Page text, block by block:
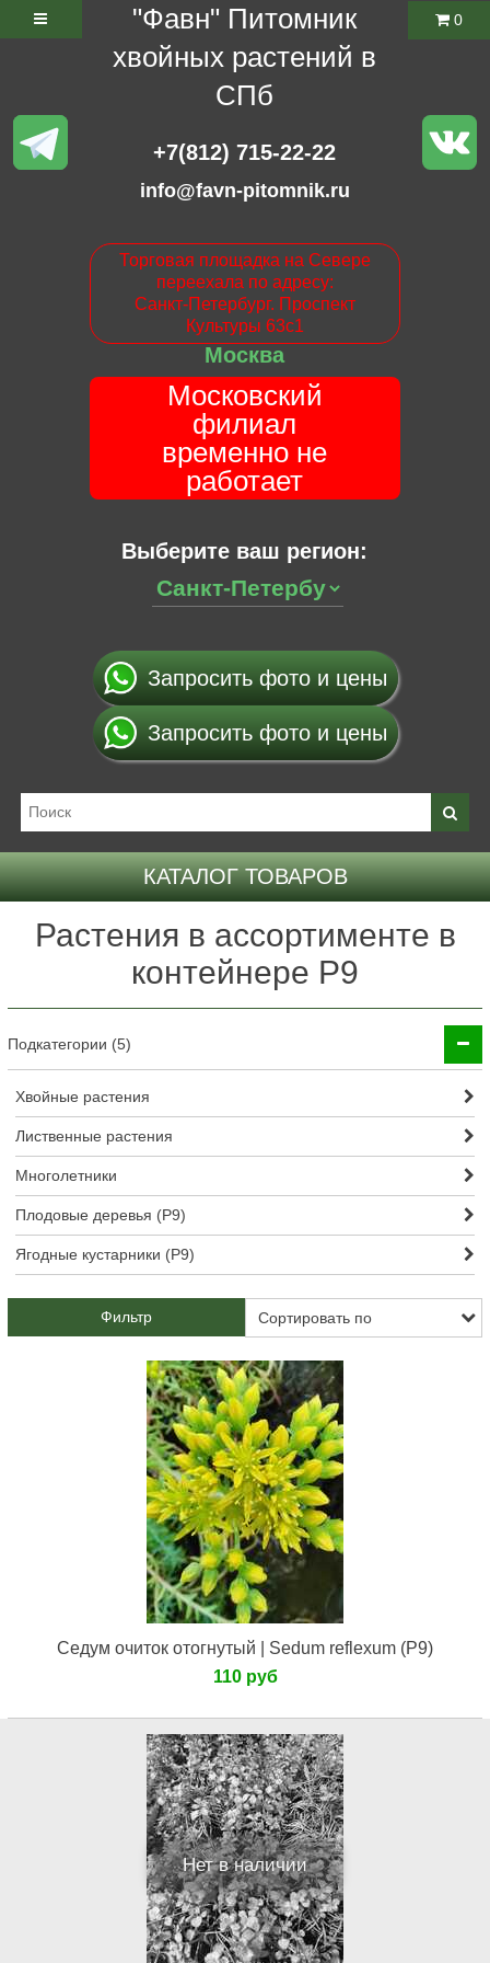
"Фавн" Питомник
хвойных растений в
СПб
+7(812) 715-22-22
info@favn-pitomnik.ru
Торговая площадка на Севере
переехала по адресу:
Санкт-Петербург. Проспект
Культуры 63с1
Москва
Московский
филиал
временно не
работает
Выберите ваш регион:
0
Запросить фото и цены
Запросить фото и цены
КАТАЛОГ ТОВАРОВ
Растения в ассортименте в
контейнере P9
Подкатегории (5)
Хвойные растения
Лиственные растения
Многолетники
Плодовые деревья (Р9)
Ягодные кустарники (Р9)
Фильтр
Седум очиток отогнутый | Sedum reflexum (Р9)
110 руб
Нет в наличии